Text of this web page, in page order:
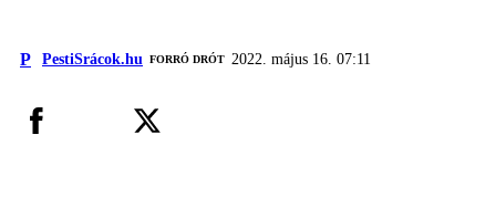
P PestiSrácok.hu FORRÓ DRÓT 2022. május 16. 07:11